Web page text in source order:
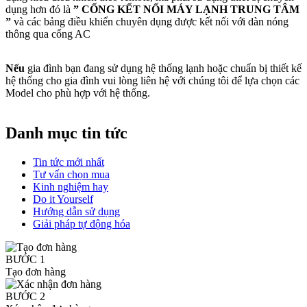
dụng hơn đó là ” CỐNG KẾT NỐI MÁY LẠNH TRUNG TÂM
” và các bảng điều khiển chuyên dụng được kết nối với dàn nóng
thông qua cổng AC
Nếu gia đình bạn đang sử dụng hệ thống lạnh hoặc chuẩn bị thiết kế
hệ thống cho gia đình vui lòng liên hệ với chúng tôi để lựa chọn các
Model cho phù hợp với hệ thống.
Danh mục tin tức
Tin tức mới nhất
Tư vấn chọn mua
Kinh nghiệm hay
Do it Yourself
Hướng dẫn sử dụng
Giải pháp tự động hóa
BƯỚC 1
Tạo đơn hàng
BƯỚC 2